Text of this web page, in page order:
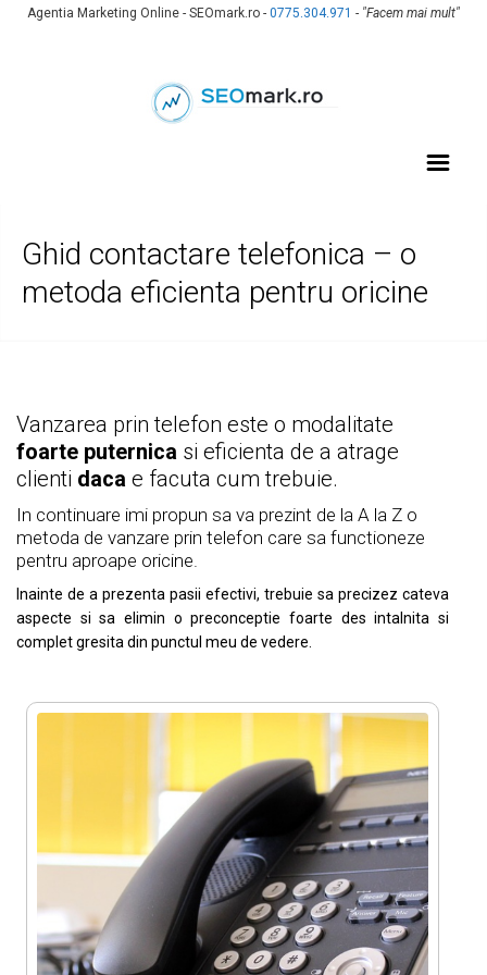
Agentia Marketing Online - SEOmark.ro - 0775.304.971 - "Facem mai mult"
Ghid contactare telefonica – o
metoda eficienta pentru oricine
Vanzarea prin telefon este o modalitate
foarte puternica si eficienta de a atrage
clienti daca e facuta cum trebuie.
In continuare imi propun sa va prezint de la A la Z o
metoda de vanzare prin telefon care sa functioneze
pentru aproape oricine.
Inainte de a prezenta pasii efectivi, trebuie sa precizez cateva
aspecte si sa elimin o preconceptie foarte des intalnita si
complet gresita din punctul meu de vedere.